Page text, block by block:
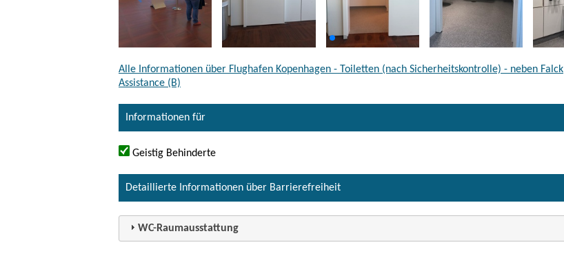
Alle Informationen über Flughafen Kopenhagen - Toiletten (nach Sicherheitskontrolle) - neben Falck
Assistance (B)
Informationen für
Geistig Behinderte
Detaillierte Informationen über Barrierefreiheit
WC-Raumausstattung